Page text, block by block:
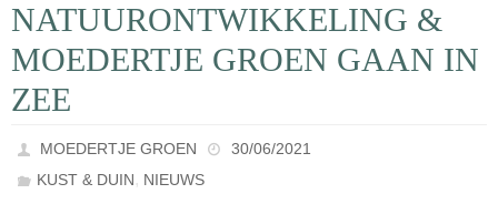
NATUURONTWIKKELING &
MOEDERTJE GROEN GAAN IN
ZEE
MOEDERTJE GROEN
30/06/2021
KUST & DUIN, NIEUWS